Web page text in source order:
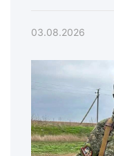
03.08.2026